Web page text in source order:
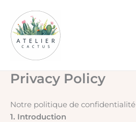
contenu
Privacy Policy
Notre politique de confidentialité
1. Introduction